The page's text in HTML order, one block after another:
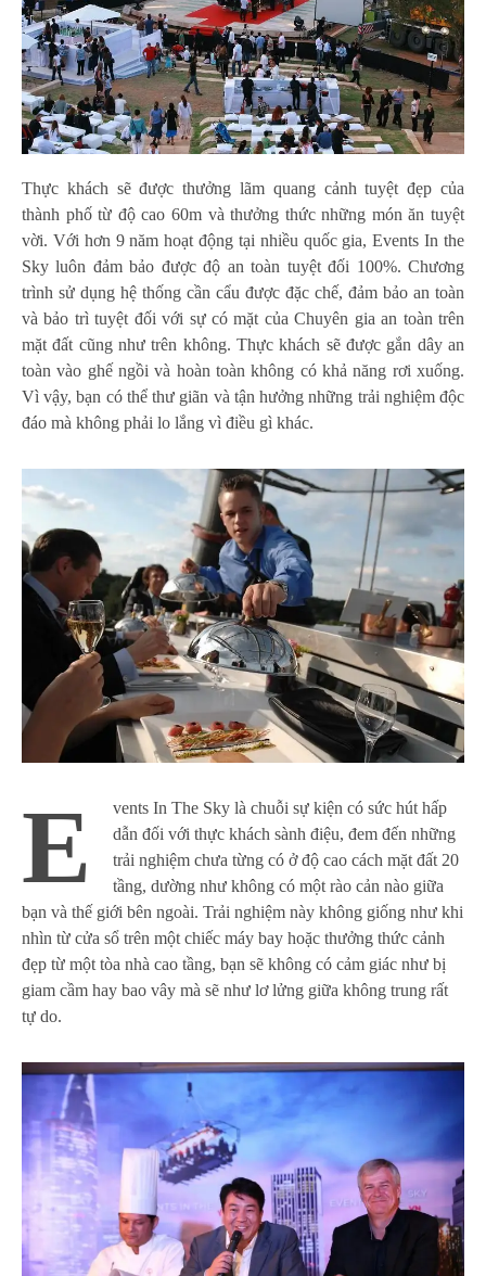
Thực khách sẽ được thưởng lãm quang cảnh tuyệt đẹp của
thành phố từ độ cao 60m và thưởng thức những món ăn tuyệt
vời. Với hơn 9 năm hoạt động tại nhiều quốc gia, Events In the
Sky luôn đảm bảo được độ an toàn tuyệt đối 100%. Chương
trình sử dụng hệ thống cần cẩu được đặc chế, đảm bảo an toàn
và bảo trì tuyệt đối với sự có mặt của Chuyên gia an toàn trên
mặt đất cũng như trên không. Thực khách sẽ được gắn dây an
toàn vào ghế ngồi và hoàn toàn không có khả năng rơi xuống.
Vì vậy, bạn có thể thư giãn và tận hưởng những trải nghiệm độc
đáo mà không phải lo lắng vì điều gì khác.
E
vents In The Sky là chuỗi sự kiện có sức hút hấp
dẫn đối với thực khách sành điệu, đem đến những
trải nghiệm chưa từng có ở độ cao cách mặt đất 20
tầng, dường như không có một rào cản nào giữa
bạn và thế giới bên ngoài. Trải nghiệm này không giống như khi
nhìn từ cửa sổ trên một chiếc máy bay hoặc thưởng thức cảnh
đẹp từ một tòa nhà cao tầng, bạn sẽ không có cảm giác như bị
giam cầm hay bao vây mà sẽ như lơ lửng giữa không trung rất
tự do.